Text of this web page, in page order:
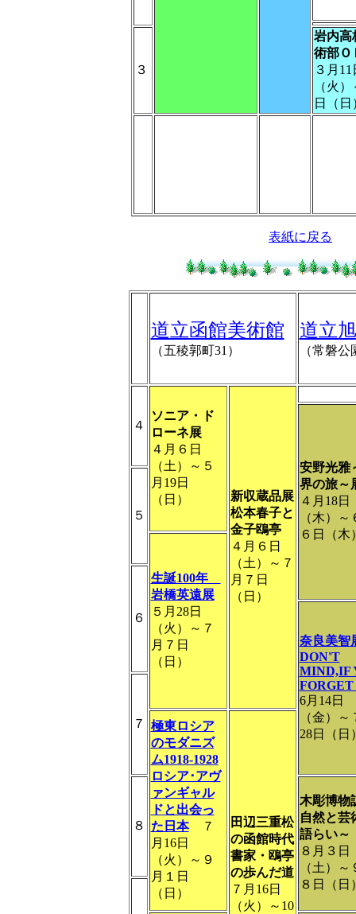
３
岩内高
術部Ｏ
３月11
（火
日（日
表紙に戻る
道立函館美術館
（五稜郭町31）
道立
（常磐公
４
ソニア・ド
ローネ展
４月６日
（土）～５
月19日
（日）
新収蔵品展
松本春子と
金子鴎亭
４月６日
（土）～７
月７日
（日）
安野光雅
界の旅～
４月18日
（木）～
６日（木
５
生誕100年
岩橋英遠展
５月28日
（火）～７
月７日
（日）
６
奈良美智
DON'T
MIND,IF
6月14日
（金）～
28日（日
７
極東ロシア
のモダニズ
ム1918-1928
ロシア･アヴ
ァンギャル
ドと出会っ
た日本７
月16日
（火）～９
月１日
（日）
田辺三重松
の函館時代
書家・鴎亭
の歩んだ道
７月16日
（火）～10
８
木彫博物
自然と芸
語らい～
８月３日
（土）～
８日（日